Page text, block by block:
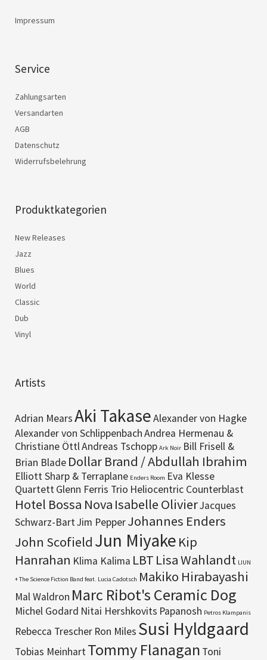
Impressum
Service
Zahlungsarten
Versandarten
AGB
Datenschutz
Widerrufsbelehrung
Produktkategorien
New Releases
Jazz
Blues
World
Classic
Dub
Vinyl
Artists
Adrian MearsAki TakaseAlexander von Hagke
Alexander von SchlippenbachAndrea Hermenau &
Christiane ÖttlAndreas Tschopp Ark Noir Bill Frisell &
Brian Blade Dollar Brand / Abdullah Ibrahim
Elliott Sharp & Terraplane Enders Room Eva Klesse
QuartettGlenn Ferris Trio Heliocentric Counterblast
Hotel Bossa Nova Isabelle OlivierJacques
Schwarz-BartJim PepperJohannes Enders
John Scofield Jun Miyake Kip
Hanrahan Klima Kalima LBT Lisa Wahlandt LIUN
+ The Science Fiction Band feat. Lucia Cadotsch Makiko Hirabayashi
Mal Waldron Marc Ribot's Ceramic Dog
Michel Godard Nitai Hershkovits Papanosh Petros Klampanis
Rebecca Trescher Ron Miles Susi Hyldgaard
Tobias MeinhartTommy Flanagan Toni